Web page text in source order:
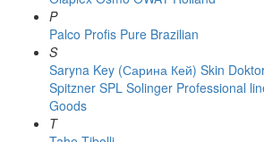
P
Palco Profis Pure Brazilian
S
Saryna Key (Сарина Кей) Skin
Spitzner SPL Solinger Professional
Goods
T